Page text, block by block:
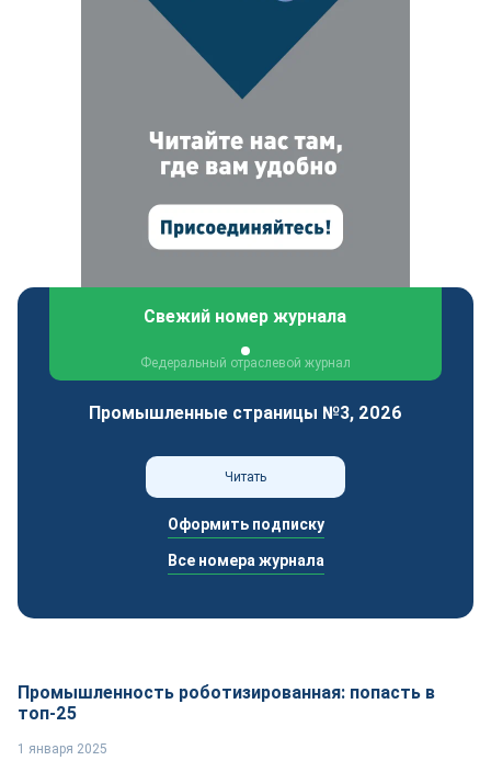
Свежий номер журнала
Федеральный отраслевой журнал
Промышленные страницы №3, 2026
Читать
Оформить подписку
Все номера журнала
Промышленность роботизированная: попасть в
топ-25
1 января 2025